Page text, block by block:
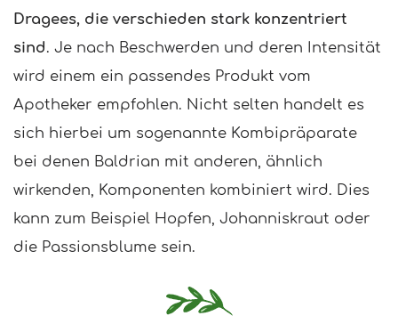
Dragees, die verschieden stark konzentriert
sind. Je nach Beschwerden und deren Intensität
wird einem ein passendes Produkt vom
Apotheker empfohlen. Nicht selten handelt es
sich hierbei um sogenannte Kombipräparate
bei denen Baldrian mit anderen, ähnlich
wirkenden, Komponenten kombiniert wird. Dies
kann zum Beispiel Hopfen, Johanniskraut oder
die Passionsblume sein.